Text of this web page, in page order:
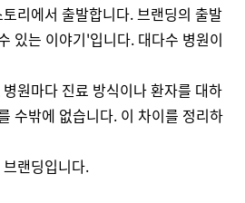
리에서 출발합니다. 브랜딩의 출발
있는 이야기'입니다. 대다수 병원이
원마다 진료 방식이나 환자를 대하
수밖에 없습니다. 이 차이를 정리하
랜딩입니다.